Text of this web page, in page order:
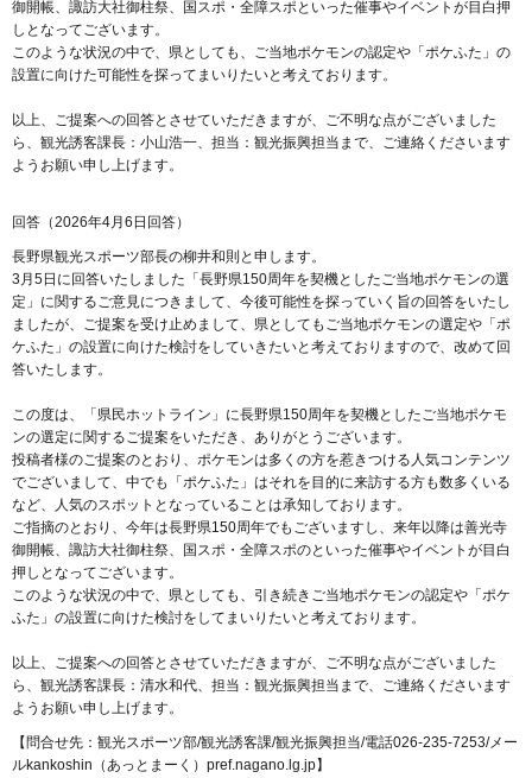
御開帳、諏訪大社御柱祭、国スポ・全障スポといった催事やイベントが目白押
しとなってございます。
このような状況の中で、県としても、ご当地ポケモンの認定や「ポケふた」の
設置に向けた可能性を探ってまいりたいと考えております。
以上、ご提案への回答とさせていただきますが、ご不明な点がございました
ら、観光誘客課長：小山浩一、担当：観光振興担当まで、ご連絡くださいます
ようお願い申し上げます。
回答（2026年4月6日回答）
長野県観光スポーツ部長の柳井和則と申します。
3月5日に回答いたしました「長野県150周年を契機としたご当地ポケモンの選
定」に関するご意見につきまして、今後可能性を探っていく旨の回答をいたし
ましたが、ご提案を受け止めまして、県としてもご当地ポケモンの選定や「ポ
ケふた」の設置に向けた検討をしていきたいと考えておりますので、改めて回
答いたします。
この度は、「県民ホットライン」に長野県150周年を契機としたご当地ポケモ
ンの選定に関するご提案をいただき、ありがとうございます。
投稿者様のご提案のとおり、ポケモンは多くの方を惹きつける人気コンテンツ
でございまして、中でも「ポケふた」はそれを目的に来訪する方も数多くいる
など、人気のスポットとなっていることは承知しております。
ご指摘のとおり、今年は長野県150周年でもございますし、来年以降は善光寺
御開帳、諏訪大社御柱祭、国スポ・全障スポのといった催事やイベントが目白
押しとなってございます。
このような状況の中で、県としても、引き続きご当地ポケモンの認定や「ポケ
ふた」の設置に向けた検討をしてまいりたいと考えております。
以上、ご提案への回答とさせていただきますが、ご不明な点がございました
ら、観光誘客課長：清水和代、担当：観光振興担当まで、ご連絡くださいます
ようお願い申し上げます。
【問合せ先：観光スポーツ部/観光誘客課/観光振興担当/電話026-235-7253/メー
ルkankoshin（あっとまーく）pref.nagano.lg.jp】